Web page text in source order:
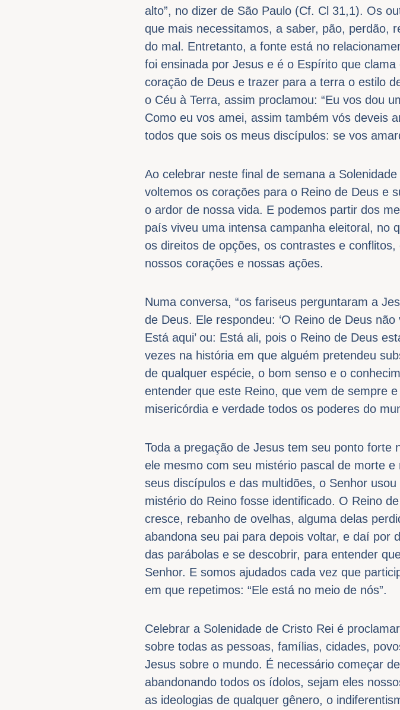
alto”, no dizer de São Paulo (Cf. Cl 31,1). Os
que mais necessitamos, a saber, pão, perdão,
do mal. Entretanto, a fonte está no
foi ensinada por Jesus e é o Espírito que
coração de Deus e trazer para a terra o estilo
o Céu à Terra, assim proclamou: “Eu vos dou
Como eu vos amei, assim também vós deveis
todos que sois os meus discípulos: se vos
Ao celebrar neste final de semana a
voltemos os corações para o Reino de Deus e
o ardor de nossa vida. E podemos partir dos
país viveu uma intensa campanha eleitoral, no
os direitos de opções, os contrastes e
nossos corações e nossas ações.
Numa conversa, “os fariseus perguntaram a
de Deus. Ele respondeu: ‘O Reino de Deus
Está aqui’ ou: Está ali, pois o Reino de Deus
vezes na história em que alguém pretendeu
de qualquer espécie, o bom senso e o
entender que este Reino, que vem de sempre
misericórdia e verdade todos os poderes do
Toda a pregação de Jesus tem seu ponto forte
ele mesmo com seu mistério pascal de morte
seus discípulos e das multidões, o Senhor
mistério do Reino fosse identificado. O Reino
cresce, rebanho de ovelhas, alguma delas
abandona seu pai para depois voltar, e daí por
das parábolas e se descobrir, para entender
Senhor. E somos ajudados cada vez que
em que repetimos: “Ele está no meio de nós”.
Celebrar a Solenidade de Cristo Rei é
sobre todas as pessoas, famílias, cidades,
Jesus sobre o mundo. É necessário começar
abandonando todos os ídolos, sejam eles
as ideologias de qualquer gênero, o